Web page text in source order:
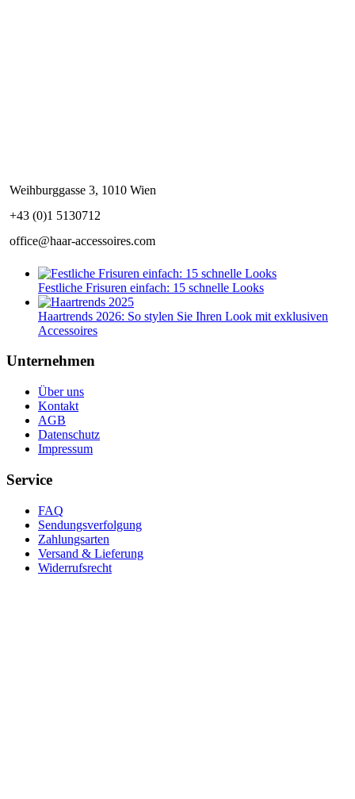
Weihburggasse 3, 1010 Wien
+43 (0)1 5130712
office@haar-accessoires.com
Festliche Frisuren einfach: 15 schnelle Looks
Haartrends 2026: So stylen Sie Ihren Look mit exklusiven
Accessoires
Unternehmen
Über uns
Kontakt
AGB
Datenschutz
Impressum
Service
FAQ
Sendungsverfolgung
Zahlungsarten
Versand & Lieferung
Widerrufsrecht